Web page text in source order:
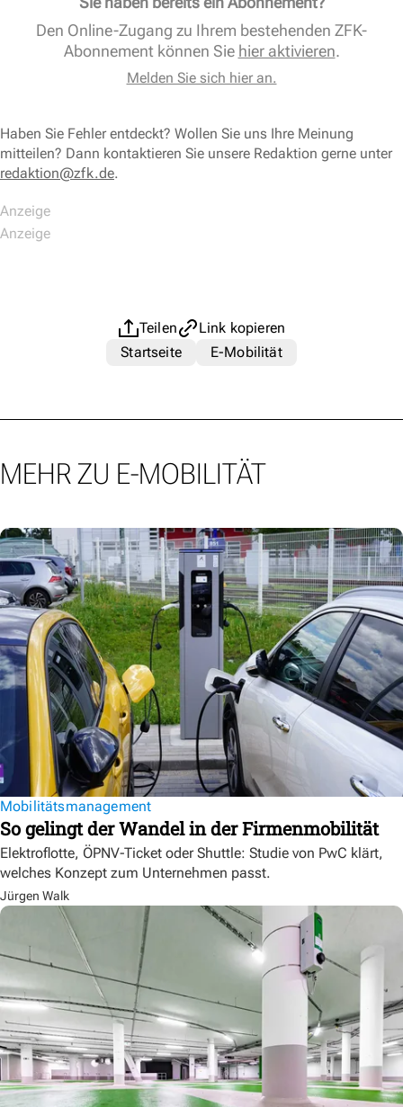
Den Online-Zugang zu Ihrem bestehenden ZFK-
Abonnement können Sie hier aktivieren.
Melden Sie sich hier an.
Haben Sie Fehler entdeckt? Wollen Sie uns Ihre Meinung
mitteilen? Dann kontaktieren Sie unsere Redaktion gerne unter
redaktion@zfk.de.
Teilen
Link kopieren
Startseite
E-Mobilität
MEHR ZU E-MOBILITÄT
Mobilitätsmanagement
So gelingt der Wandel in der Firmenmobilität
Elektroflotte, ÖPNV-Ticket oder Shuttle: Studie von PwC klärt,
welches Konzept zum Unternehmen passt.
Jürgen Walk